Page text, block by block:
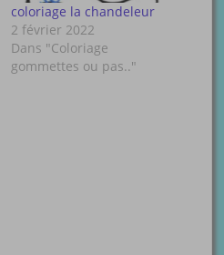
coloriage la chandeleur
2 février 2022
Dans "Coloriage
gommettes ou pas.."